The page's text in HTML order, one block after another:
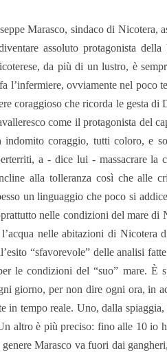
Marasco, sindaco di Nicotera,
assoluto protagonista
da più di un lustro, è
l’infermiere, ovviamente nel poco
coraggioso che ricorda le gesta di
come il protagonista del
indomito coraggio, tutti coloro, e
a - dice lui - massacrare la
alla tolleranza così che alle
un linguaggio che poco si
nelle condizioni del mare
nelle abitazioni di Nicotera
“sfavorevole” delle analisi
le condizioni del “suo” mare. È
giorno, per non dire ogni ora, in
in tempo reale. Uno, dalla
altro è più preciso: fino alle 10 io
Marasco va fuori dai